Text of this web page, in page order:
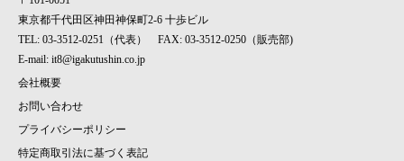
東京都千代田区神田神保町2-6 十歩ビル
TEL: 03-3512-0251（代表） FAX: 03-3512-0250（販売部)
E-mail: it8@igakutushin.co.jp
会社概要
お問い合わせ
プライバシーポリシー
特定商取引法に基づく表記